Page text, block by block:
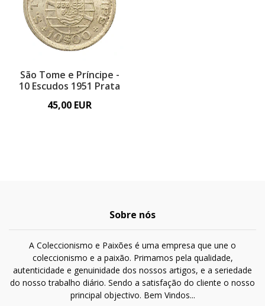
São Tome e Príncipe -
10 Escudos 1951 Prata
45,00 EUR
Sobre nós
A Coleccionismo e Paixões é uma empresa que une o
coleccionismo e a paixão. Primamos pela qualidade,
autenticidade e genuinidade dos nossos artigos, e a seriedade
do nosso trabalho diário. Sendo a satisfação do cliente o nosso
principal objectivo. Bem Vindos...